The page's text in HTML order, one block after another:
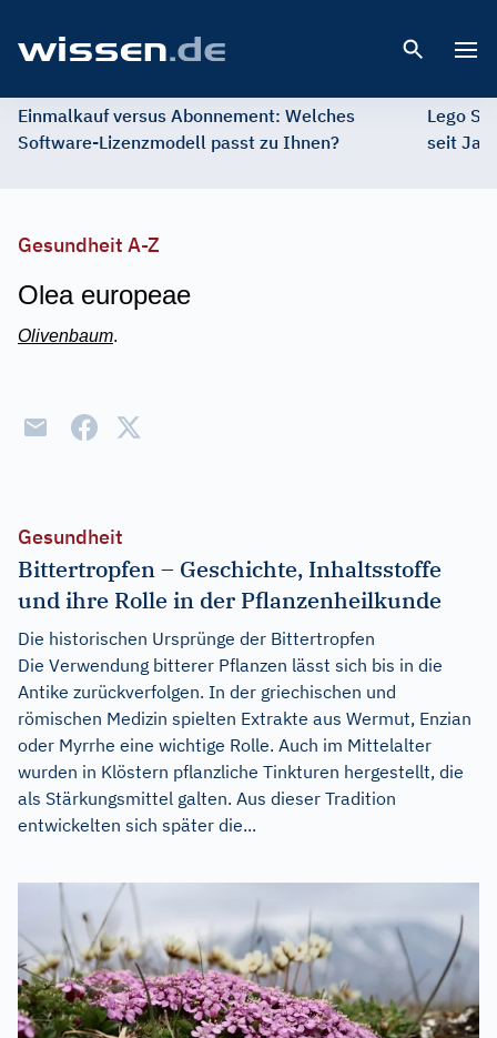
Einmalkauf versus Abonnement: Welches
Software-Lizenzmodell passt zu Ihnen?
Lego
seit
Gesundheit A-Z
Olea europeae
Olivenbaum.
Gesundheit
Bittertropfen – Geschichte, Inhaltsstoffe
und ihre Rolle in der Pflanzenheilkunde
Die historischen Ursprünge der Bittertropfen
Die Verwendung bitterer Pflanzen lässt sich bis in die
Antike zurückverfolgen. In der griechischen und
römischen Medizin spielten Extrakte aus Wermut, Enzian
oder Myrrhe eine wichtige Rolle. Auch im Mittelalter
wurden in Klöstern pflanzliche Tinkturen hergestellt, die
als Stärkungsmittel galten. Aus dieser Tradition
entwickelten sich später die...